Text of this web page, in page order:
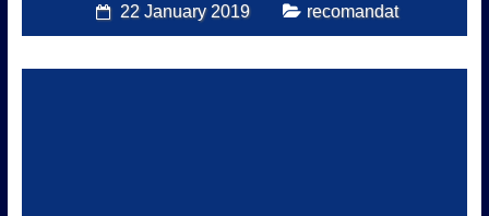
22 January 2019 recomandat